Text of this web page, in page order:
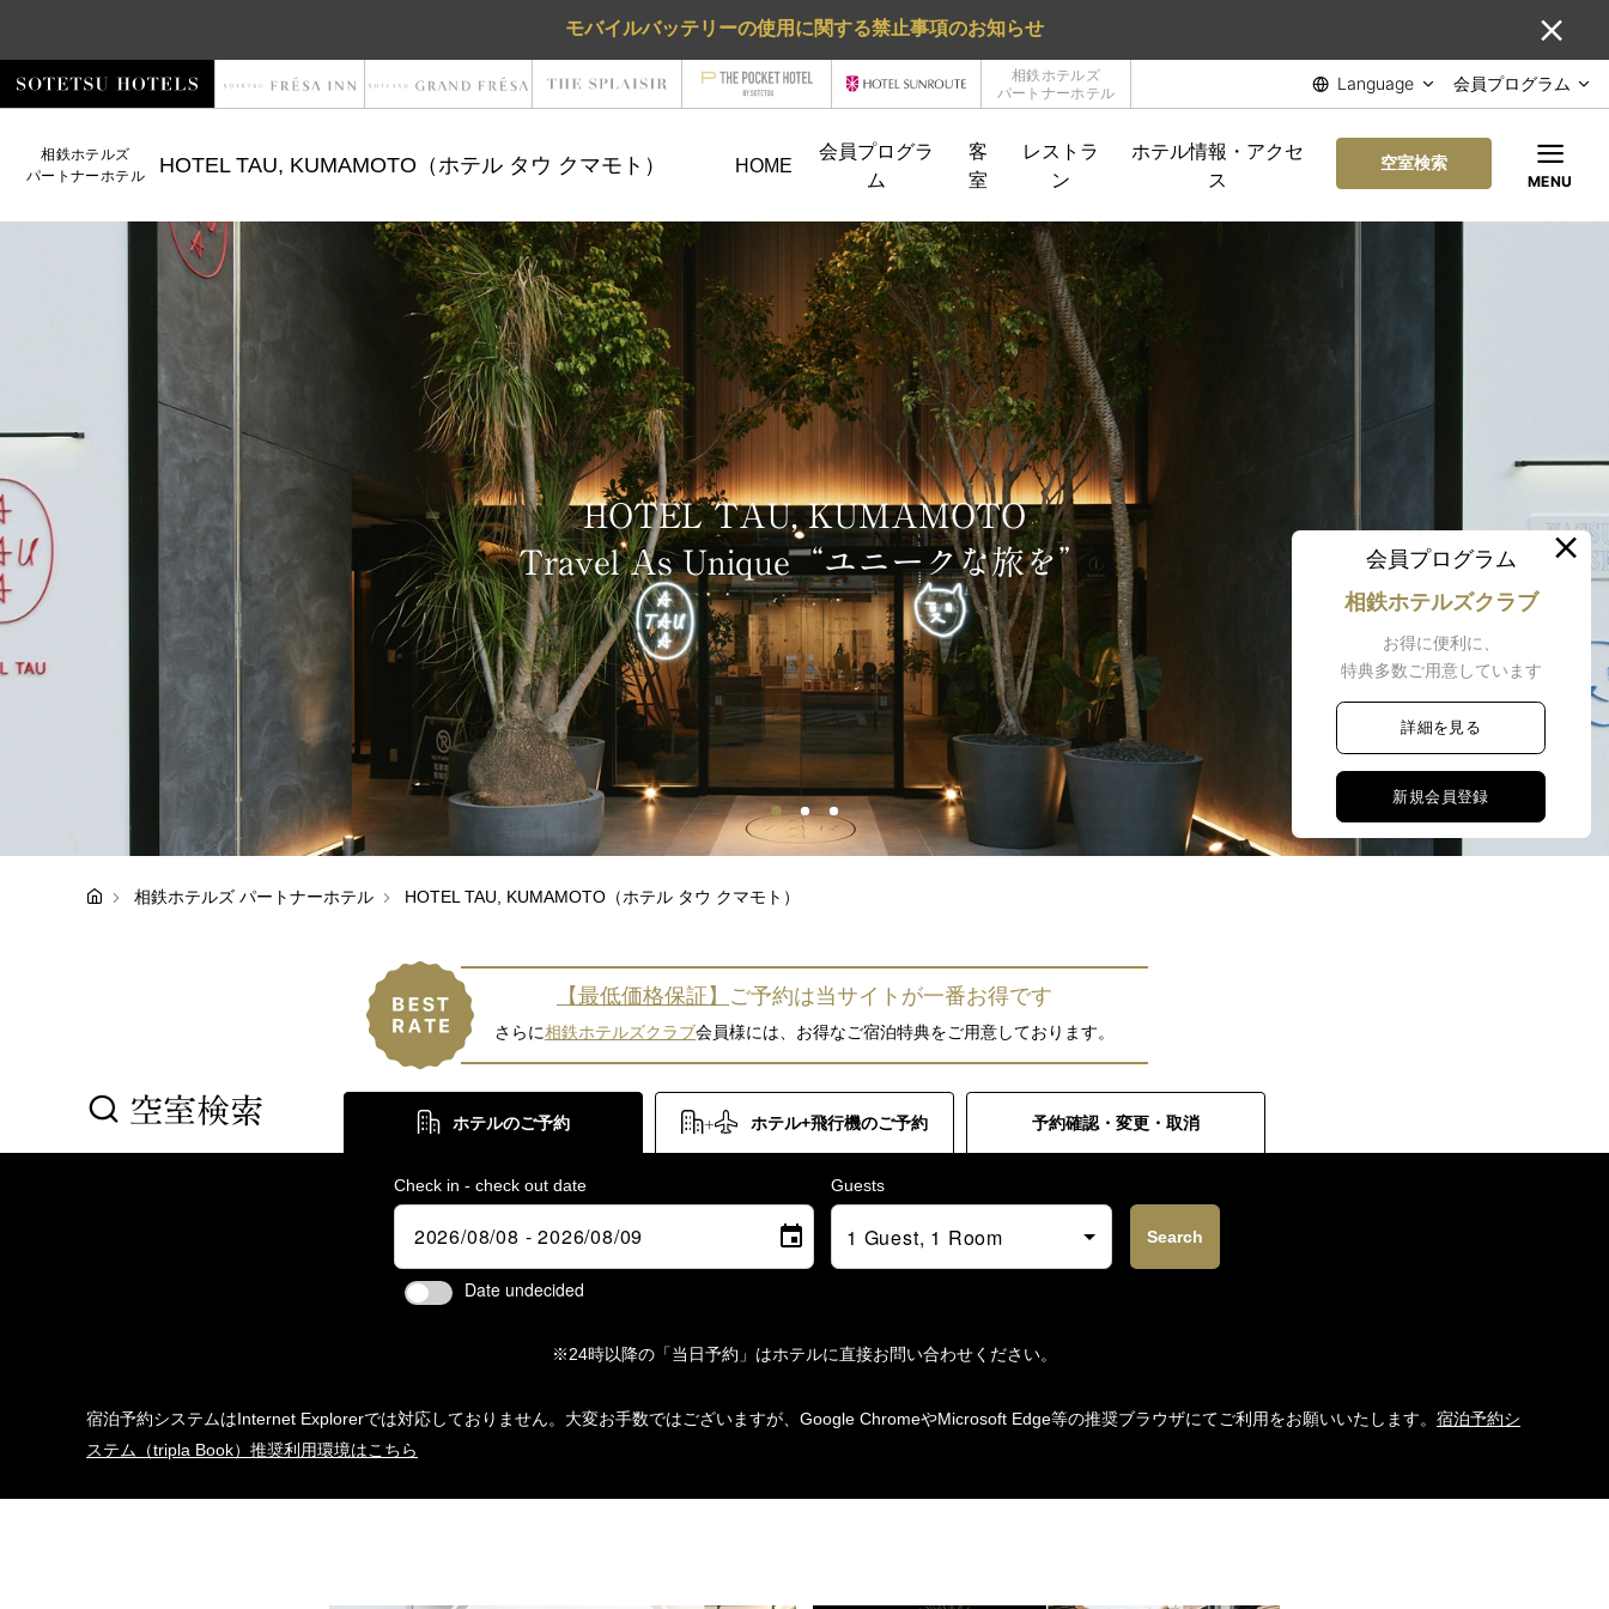
モバイルバッテリーの使用に関する禁止事項のお知らせ
相鉄ホテルズ
パートナーホテル
Language 会員プログラム
相鉄ホテルズ
パートナーホテル
HOTEL TAU, KUMAMOTO（ホテル タウ クマモト） HOME
会員プログラ
ム
客
室
レストラ
ン
ホテル情報・アクセ
ス
空室検索
MENU
会員プログラム
相鉄ホテルズクラブ
お得に便利に、
特典多数ご用意しています
詳細を見る
新規会員登録
相鉄ホテルズ パートナーホテル HOTEL TAU, KUMAMOTO（ホテル タウ クマモト）
【最低価格保証】 ご予約は当サイトが一番お得です
さらに相鉄ホテルズクラブ会員様には、お得なご宿泊特典をご用意しております。
空室検索 ホテルのご予約 ホテル+飛行機のご予約 予約確認・変更・取消
Check in - check out date Guests
Search
Date undecided
※24時以降の「当日予約」はホテルに直接お問い合わせください。
宿泊予約システムはInternet Explorerでは対応しておりません。大変お手数ではございますが、Google ChromeやMicrosoft Edge等の推奨ブラウザにてご利用をお願いいたします。 宿泊予約シ
ステム（tripla Book）推奨利用環境はこちら